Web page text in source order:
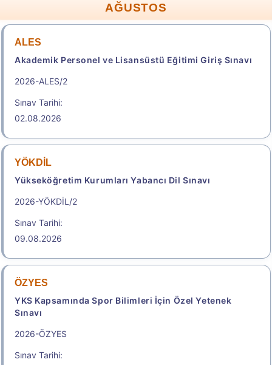
AĞUSTOS
ALES
Akademik Personel ve Lisansüstü Eğitimi Giriş Sınavı
2026-ALES/2
Sınav Tarihi:
02.08.2026
YÖKDİL
Yükseköğretim Kurumları Yabancı Dil Sınavı
2026-YÖKDİL/2
Sınav Tarihi:
09.08.2026
ÖZYES
YKS Kapsamında Spor Bilimleri İçin Özel Yetenek
Sınavı
2026-ÖZYES
Sınav Tarihi: